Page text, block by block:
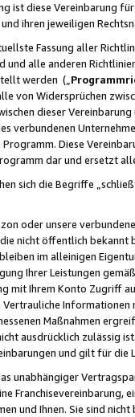
ist diese Vereinbarung
ihren jeweiligen
Fassung aller
und alle anderen
werden („
von Widersprüchen
dieser
verbundenen
Diese
dar und ersetzt
sich die Begriffe
oder unsere
nicht öffentlich
im alleinigen
Ihrer Leistungen
mit Ihrem Konto
Maßnahmen
ausdrücklich zulässig
und gilt für die
unabhängiger
Franchisevereinbarung,
und Ihnen. Sie sind